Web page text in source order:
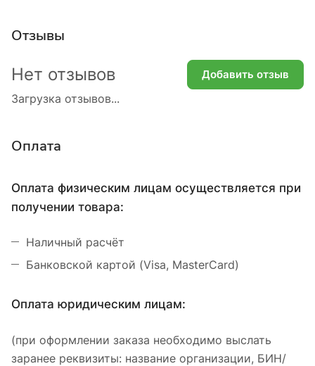
Отзывы
Загрузка отзывов...
Нет отзывов Добавить отзыв
Оплата
Оплата физическим лицам осуществляется при
получении товара:
Наличный расчёт
Банковской картой (Visa, MasterCard)
Оплата юридическим лицам:
(при оформлении заказа необходимо выслать
заранее реквизиты: название организации, БИН/